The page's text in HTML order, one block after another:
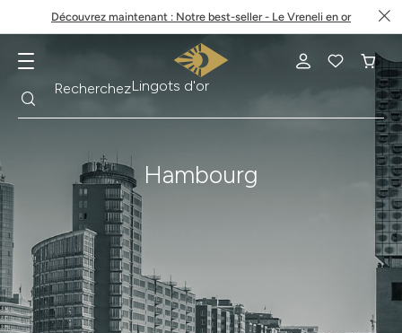
Découvrez maintenant : Notre best-seller - Le Vreneli en or
RechercheRecherchezKrugerrand
Hambourg